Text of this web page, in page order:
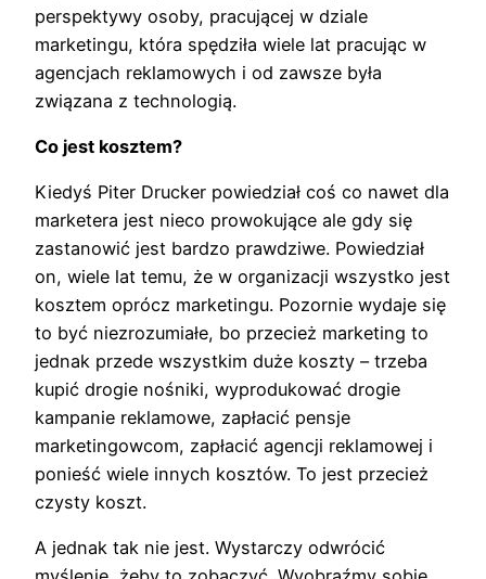
perspektywy osoby, pracującej w dziale
marketingu, która spędziła wiele lat pracując w
agencjach reklamowych i od zawsze była
związana z technologią.
Co jest kosztem?
Kiedyś Piter Drucker powiedział coś co nawet dla
marketera jest nieco prowokujące ale gdy się
zastanowić jest bardzo prawdziwe. Powiedział
on, wiele lat temu, że w organizacji wszystko jest
kosztem oprócz marketingu. Pozornie wydaje się
to być niezrozumiałe, bo przecież marketing to
jednak przede wszystkim duże koszty – trzeba
kupić drogie nośniki, wyprodukować drogie
kampanie reklamowe, zapłacić pensje
marketingowcom, zapłacić agencji reklamowej i
ponieść wiele innych kosztów. To jest przecież
czysty koszt.
A jednak tak nie jest. Wystarczy odwrócić